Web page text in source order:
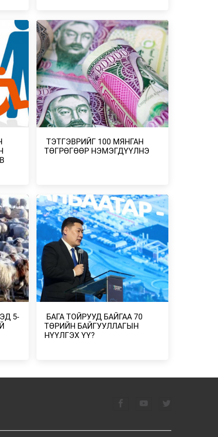
ДҮНГЭЭ НИЙТЭД ХА…
2026/08/01
2026 ОНЫ НАЙМДУГААР САРЫН
ЗУРХАЙ – НУМЫНХНЫ ХУВЬД ШИНЭ
ТҮВШИНД ГАРАХ Ү…
2026/08/01
С.СОЁМБОТ, Ц.ЭРХЭМБИЛИГ НАР АЛТ,
9 СУРАГЧ МӨНГӨ, 22 ХҮРЭЛ МЕДАЛЬ
ХҮРТЭ…
СЭРЭМЖЛҮҮЛЭГ: МОРИНГАГИЙН
СОГТУУРУУЛАХ УНДАА, СЭТГЭЦЭД
НӨЛӨӨТЭЙ БОДИС ХЭРЭГЛЭСЭН
ҮЕДЭЭ ТЭЭВРИЙН …
2026/07/25
​ ТЭТГЭВРИЙГ 100 МЯНГАН
ТӨГРӨГӨӨР НЭМЭГДҮҮЛНЭ
5-
​ БАГА ТОЙРУУД БАЙГАА 70
ТӨРИЙН БАЙГУУЛЛАГЫН
НҮҮЛГЭХ ҮҮ?